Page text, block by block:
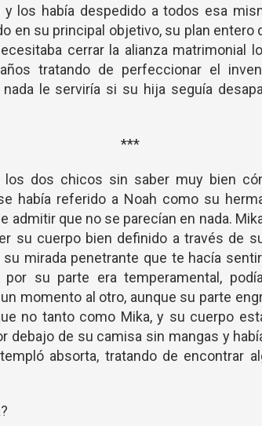
los había despedido a todos esa
en su principal objetivo, su plan entero
cerrar la alianza matrimonial
tratando de perfeccionar el
le serviría si su hija seguía
***
los dos chicos sin saber muy bien
había referido a Noah como su
admitir que no se parecían en nada.
su cuerpo bien definido a través de
su mirada penetrante que te hacía
por su parte era temperamental,
momento al otro, aunque su parte
no tanto como Mika, y su cuerpo
debajo de su camisa sin mangas y
absorta, tratando de encontrar